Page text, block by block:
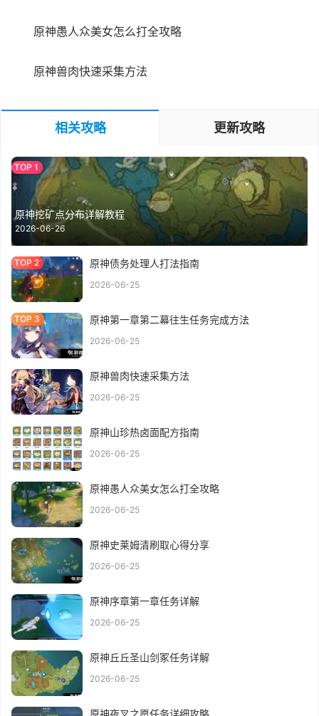
原神愚人众美女怎么打全攻略
原神兽肉快速采集方法
相关攻略 更新攻略
原神挖矿点分布详解教程
2026-06-26
原神债务处理人打法指南
2026-06-25
原神第一章第二幕往生任务完成方法
2026-06-25
原神兽肉快速采集方法
2026-06-25
原神山珍热卤面配方指南
2026-06-25
原神愚人众美女怎么打全攻略
2026-06-25
原神史莱姆清刷取心得分享
2026-06-25
原神序章第一章任务详解
2026-06-25
原神丘丘圣山剑冢任务详解
2026-06-25